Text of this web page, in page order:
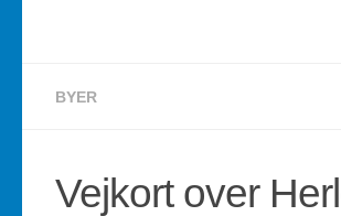
BYER
Vejkort over